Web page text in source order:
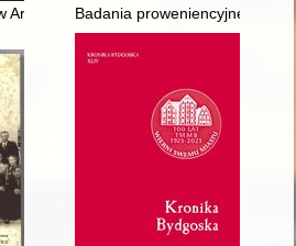
Armii Polskiej w ZSRR : (wrzesień 1941
Badania proweniencyjne : losy